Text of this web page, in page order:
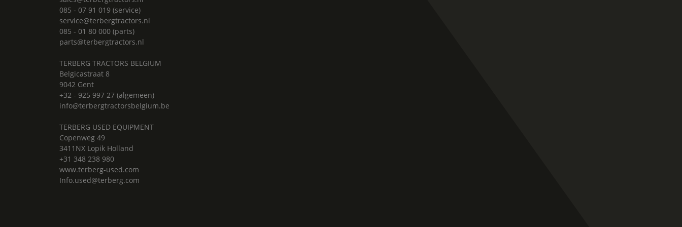
085 - 07 91 019 (service)
service@terbergtractors.nl
085 - 01 80 000 (parts)
parts@terbergtractors.nl
TERBERG TRACTORS BELGIUM
Belgicastraat 8
9042 Gent
+32 - 925 997 27 (algemeen)
info@terbergtractorsbelgium.be
TERBERG USED EQUIPMENT
Copenweg 49
3411NX Lopik Holland
+31 348 238 980
www.terberg-used.com
Info.used@terberg.com